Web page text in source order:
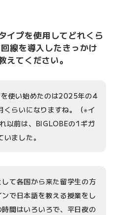
イプを使用してどれくら
線を導入したきっかけ
えてください。
使い始めたのは2025年の4
くらいになりますね。（※イ
以前は、BIGLOBEの1ギガ
ました。
て各国から来た留学生の方
で日本語を教える授業をし
間はいろいろで、平日夜の